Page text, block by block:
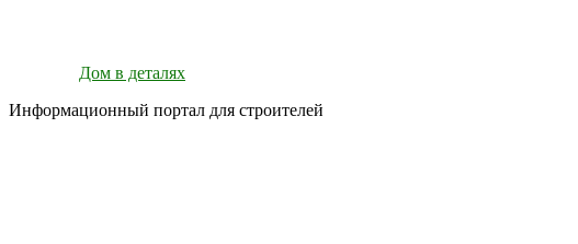
Дом в деталях
Информационный портал для строителей